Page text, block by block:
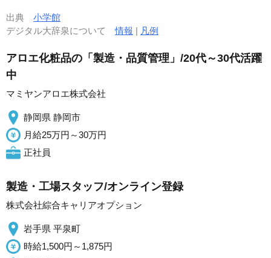
出典 小学館
デジタル大辞泉について情報 | 凡例
アロエ化粧品の「製造・品質管理」/20代～30代活躍
中
マミヤンアロエ株式会社
静岡県 静岡市
月給25万円～30万円
正社員
製造・工場スタッフ/オンライン登録
株式会社綜合キャリアオプション
岩手県 平泉町
時給1,500円～1,875円